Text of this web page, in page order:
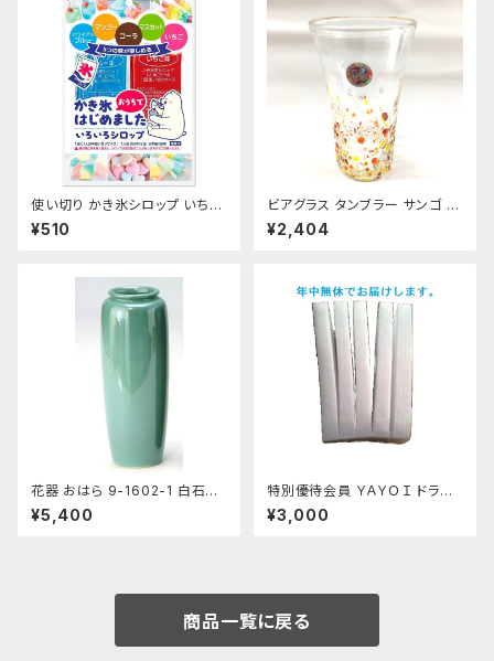
使い切り かき氷シロップ いちご
ハワイアンブルー マンゴー マス
カット コーラ 35mL各1袋5種類
¥510
ビアグラス タンブラー サンゴ 琉
球ガラス 200cc
¥2,404
花器 おはら 9-1602-1 白石投
入 青磁 花瓶 フラワーベース
¥5,400
特別優待会員 ＹＡＹＯＩ ドライ
アイス 5kg（出荷時6kg弱）
おすすめ
¥3,000
商品一覧に戻る